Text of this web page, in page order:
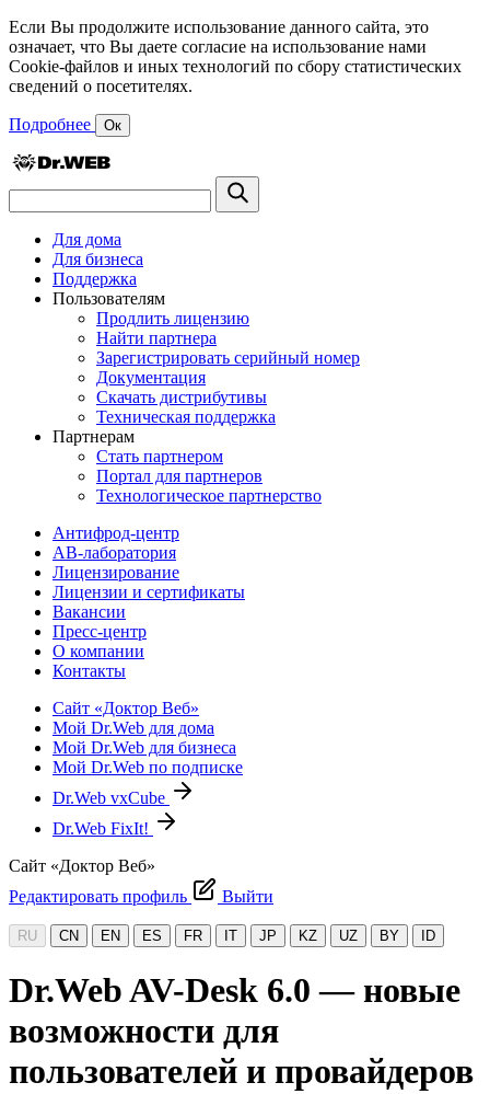
Если Вы продолжите использование данного сайта, это
означает, что Вы даете согласие на использование нами
Cookie-файлов и иных технологий по сбору статистических
сведений о посетителях.
Подробнее Ок
Для дома
Для бизнеса
Поддержка
Пользователям
Продлить лицензию
Найти партнера
Зарегистрировать серийный номер
Документация
Скачать дистрибутивы
Техническая поддержка
Партнерам
Стать партнером
Портал для партнеров
Технологическое партнерство
Антифрод-центр
АВ-лаборатория
Лицензирование
Лицензии и сертификаты
Вакансии
Пресс-центр
О компании
Контакты
Сайт «Доктор Веб»
Мой Dr.Web для дома
Мой Dr.Web для бизнеса
Мой Dr.Web по подписке
Dr.Web vxCube
Dr.Web FixIt!
Сайт «Доктор Веб»
Редактировать профиль
Выйти
RU CN EN ES FR IT JP KZ UZ BY ID
Dr.Web AV-Desk 6.0 — новые
возможности для
пользователей и провайдеров